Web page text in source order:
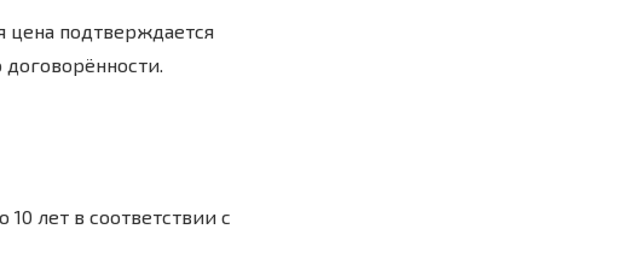
цена подтверждается
лет в соответствии с